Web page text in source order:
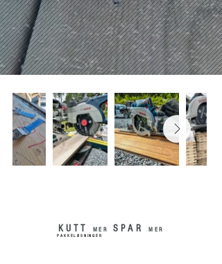
KUTT MER SPARMER
PAKKELØSNINGER